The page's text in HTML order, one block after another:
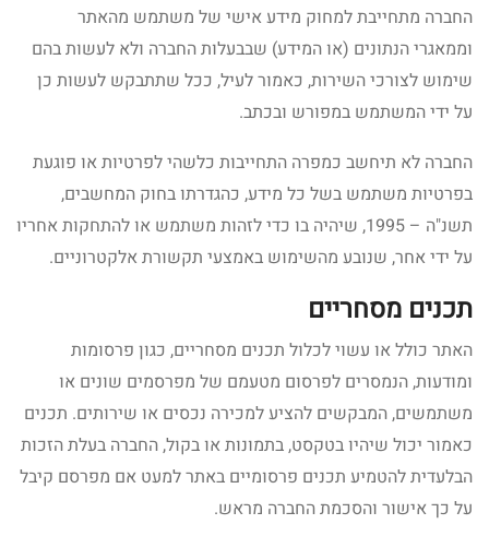
החברה מתחייבת למחוק מידע אישי של משתמש מהאתר
וממאגרי הנתונים (או המידע) שבבעלות החברה ולא לעשות בהם
שימוש לצורכי השירות, כאמור לעיל, ככל שתתבקש לעשות כן
על ידי המשתמש במפורש ובכתב.
החברה לא תיחשב כמפרה התחייבות כלשהי לפרטיות או פוגעת
בפרטיות משתמש בשל כל מידע, כהגדרתו בחוק המחשבים,
תשנ"ה – 1995, שיהיה בו כדי לזהות משתמש או להתחקות אחריו
על ידי אחר, שנובע מהשימוש באמצעי תקשורת אלקטרוניים.
תכנים מסחריים
האתר כולל או עשוי לכלול תכנים מסחריים, כגון פרסומות
ומודעות, הנמסרים לפרסום מטעמם של מפרסמים שונים או
משתמשים, המבקשים להציע למכירה נכסים או שירותים. תכנים
כאמור יכול שיהיו בטקסט, בתמונות או בקול, החברה בעלת הזכות
הבלעדית להטמיע תכנים פרסומיים באתר למעט אם מפרסם קיבל
על כך אישור והסכמת החברה מראש.